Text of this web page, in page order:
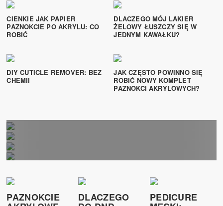
CIENKIE JAK PAPIER
PAZNOKCIE PO AKRYLU: CO
ROBIĆ
DLACZEGO MÓJ LAKIER
ŻELOWY ŁUSZCZY SIĘ W
JEDNYM KAWAŁKU?
DIY CUTICLE REMOVER: BEZ
CHEMII
JAK CZĘSTO POWINNO SIĘ
ROBIĆ NOWY KOMPLET
PAZNOKCI AKRYLOWYCH?
DŁUGIE KWADRATOWE
PAZNOKCIE AKRYLOWE: CO
Paznokcie
WZMOCNIĆ PAZNOKCIE PO
Paznokcie
WIEDZIEĆ
PAZNOKCIE DLACZEGO PEDICURE